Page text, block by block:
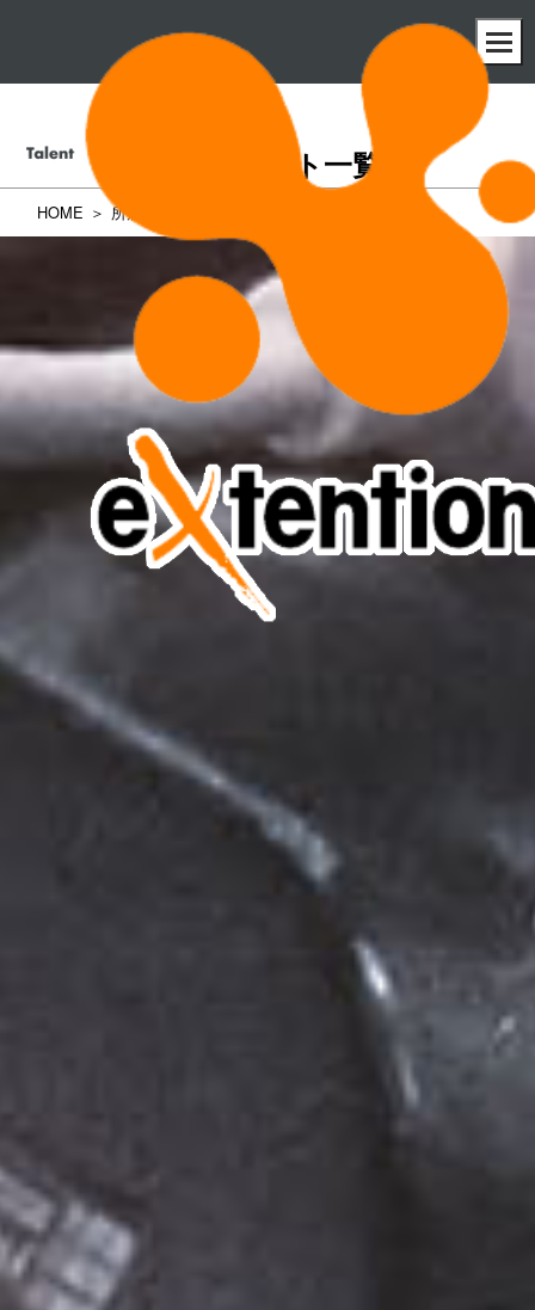
所属タレント一覧
HOME 所属タレント一覧